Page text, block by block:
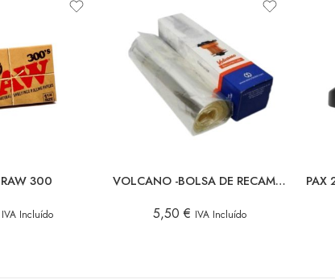
RAW 300
IVA Incluído
VOLCANO -BOLSA DE RECAMBIO 1X3 MTS.
5,50 € IVA Incluído